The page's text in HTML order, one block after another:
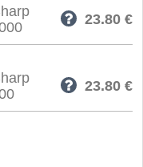
23.80 €
23.80 €